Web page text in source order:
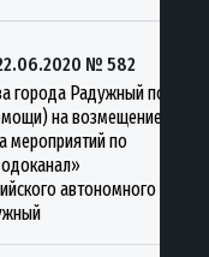
№ 582
города Радужный по
на возмещение
мероприятий по
автономного